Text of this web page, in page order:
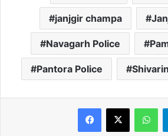
janjgir champa
Navagarh Police
Pantora Police